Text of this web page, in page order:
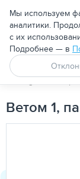
Апоквел
PetDog
Ветом 1,
Мы используем
аналитики.
с их
Подробнее — в